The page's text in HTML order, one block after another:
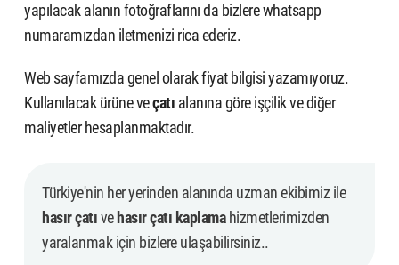
yapılacak alanın fotoğraflarını da bizlere whatsapp
numaramızdan iletmenizi rica ederiz.
Web sayfamızda genel olarak fiyat bilgisi yazamıyoruz.
Kullanılacak ürüne veçatı alanına göre işçilik ve diğer
maliyetler hesaplanmaktadır.
Türkiye'nin her yerinden alanında uzman ekibimiz ile
hasır çatıve hasır çatı kaplamahizmetlerimizden
yaralanmak için bizlere ulaşabilirsiniz..